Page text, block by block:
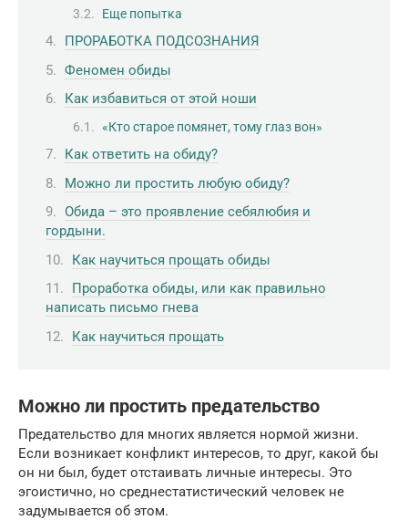
Еще попытка
ПРОРАБОТКА ПОДСОЗНАНИЯ
Феномен обиды
Как избавиться от этой ноши
«Кто старое помянет, тому глаз вон»
Как ответить на обиду?
Можно ли простить любую обиду?
Обида – это проявление себялюбия и
гордыни.
Как научиться прощать обиды
Проработка обиды, или как правильно
написать письмо гнева
Как научиться прощать
Можно ли простить предательство
Предательство для многих является нормой жизни.
Если возникает конфликт интересов, то друг, какой бы
он ни был, будет отстаивать личные интересы. Это
эгоистично, но среднестатистический человек не
задумывается об этом.